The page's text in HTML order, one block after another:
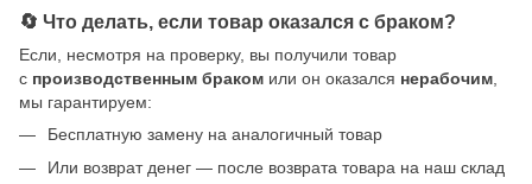
🔄 Что делать, если товар оказался с браком?
Если, несмотря на проверку, вы получили товар
с производственным браком или он оказался нерабочим
мы гарантируем:
Бесплатную замену на аналогичный товар
Или возврат денег — после возврата товара на наш склад